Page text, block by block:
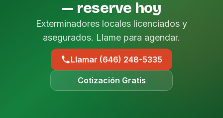
— reserve hoy
Exterminadores locales licenciados y
asegurados. Llame para agendar.
Llamar (646) 248-5335
Cotización Gratis